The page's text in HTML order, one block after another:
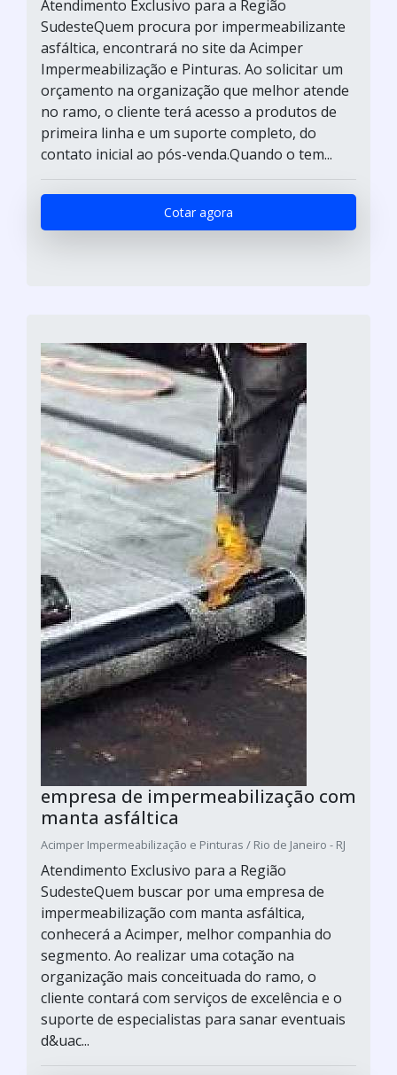
Atendimento Exclusivo para a Região
SudesteQuem procura por impermeabilizante
asfáltica, encontrará no site da Acimper
Impermeabilização e Pinturas. Ao solicitar um
orçamento na organização que melhor atende
no ramo, o cliente terá acesso a produtos de
primeira linha e um suporte completo, do
contato inicial ao pós-venda.Quando o tem...
Cotar agora
empresa de impermeabilização com
manta asfáltica
Acimper Impermeabilização e Pinturas / Rio de Janeiro - RJ
Atendimento Exclusivo para a Região
SudesteQuem buscar por uma empresa de
impermeabilização com manta asfáltica,
conhecerá a Acimper, melhor companhia do
segmento. Ao realizar uma cotação na
organização mais conceituada do ramo, o
cliente contará com serviços de excelência e o
suporte de especialistas para sanar eventuais
d&uac...